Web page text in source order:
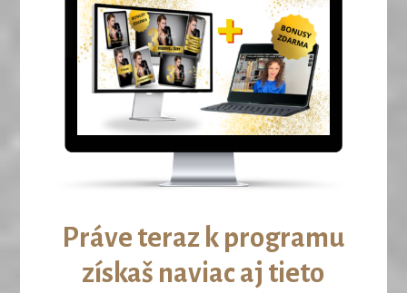
Práve teraz k programu
získaš naviac aj tieto